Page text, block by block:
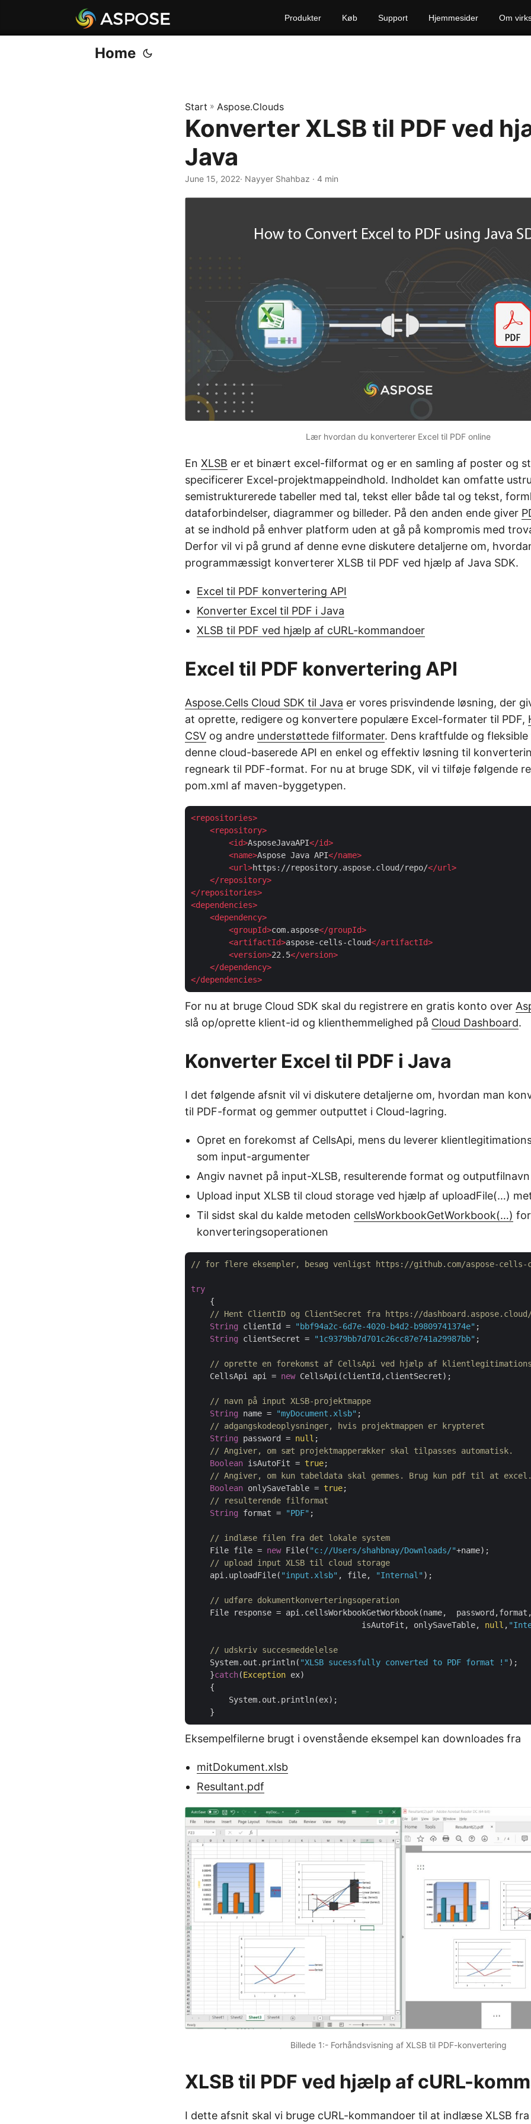
Produkter Køb Support Hjemmesider Om
Home
Start » Aspose.Clouds
Konverter XLSB til PDF ved
Java
June 15, 2022· Nayyer Shahbaz · 4 min
Lær hvordan du konverterer Excel til PDF online
En XLSB er et binært excel-filformat og er en samling af poster og
specificerer Excel-projektmappeindhold. Indholdet kan omfatte
semistrukturerede tabeller med tal, tekst eller både tal og tekst,
dataforbindelser, diagrammer og billeder. På den anden ende giver
at se indhold på enhver platform uden at gå på kompromis med
Derfor vil vi på grund af denne evne diskutere detaljerne om,
programmæssigt konverterer XLSB til PDF ved hjælp af Java SDK.
Excel til PDF konvertering API
Konverter Excel til PDF i Java
XLSB til PDF ved hjælp af cURL-kommandoer
Excel til PDF konvertering API
Aspose.Cells Cloud SDK til Java er vores prisvindende løsning, der
at oprette, redigere og konvertere populære Excel-formater til PDF,
CSV og andre understøttede filformater. Dens kraftfulde og
denne cloud-baserede API en enkel og effektiv løsning til
regneark til PDF-format. For nu at bruge SDK, vil vi tilføje følgende
pom.xml af maven-byggetypen.
<repositories>
<repository>
<id>AsposeJavaAPI</id>
<name>Aspose Java API</name>
<url>https://repository.aspose.cloud/repo/</url>
</repository>
</repositories>
<dependencies>
<dependency>
<groupId>com.aspose</groupId>
<artifactId>aspose-cells-cloud</artifactId>
<version>22.5</version>
</dependency>
</dependencies>
For nu at bruge Cloud SDK skal du registrere en gratis konto over
slå op/oprette klient-id og klienthemmelighed på Cloud Dashboard.
Konverter Excel til PDF i Java
I det følgende afsnit vil vi diskutere detaljerne om, hvordan man
til PDF-format og gemmer outputtet i Cloud-lagring.
Opret en forekomst af CellsApi, mens du leverer
som input-argumenter
Angiv navnet på input-XLSB, resulterende format og outputfilnavn
Upload input XLSB til cloud storage ved hjælp af uploadFile(…)
Til sidst skal du kalde metoden cellsWorkbookGetWorkbook(…)
konverteringsoperationen
// for flere eksempler, besøg venligst https://github.com/aspose-cells-
try
    {
// Hent ClientID og ClientSecret fra https://dashboard.aspose.cloud/
String clientId = "bbf94a2c-6d7e-4020-b4d2-b9809741374e" ;
String clientSecret = "1c9379bb7d701c26cc87e741a29987bb" ;
// oprette en forekomst af CellsApi ved hjælp af
    CellsApi api =
new CellsApi(clientId,clientSecret);
// navn på input XLSB-projektmappe
String name = "myDocument.xlsb" ;
// adgangskodeoplysninger, hvis projektmappen er krypteret
String password = null ;
// Angiver, om sæt projektmapperækker skal tilpasses automatisk.
Boolean isAutoFit = true;
// Angiver, om kun tabeldata skal gemmes. Brug kun pdf til at excel.
Boolean onlySaveTable = true;
// resulterende filformat
String format = "PDF" ;
// indlæse filen fra det lokale system
    File file =
new File( "c://Users/shahbnay/Downloads/"+name);
// upload input XLSB til cloud storage
    api.uploadFile(
"input.xlsb" , file, "Internal" );
// udføre dokumentkonverteringsoperation
File response = api.cellsWorkbookGetWorkbook(name,
			            isAutoFit, onlySaveTable,
null ,
// udskriv succesmeddelelse
    System.out.println(
"XLSB sucessfully converted to PDF format !" );
    }
catch(Exception ex)
    {
        System.out.println(ex);
Eksempelfilerne brugt i ovenstående eksempel kan downloades fra
mitDokument.xlsb
Resultant.pdf
Billede 1:- Forhåndsvisning af XLSB til PDF-konvertering
XLSB til PDF ved hjælp af cURL-
I dette afsnit skal vi bruge cURL-kommandoer til at indlæse XLSB